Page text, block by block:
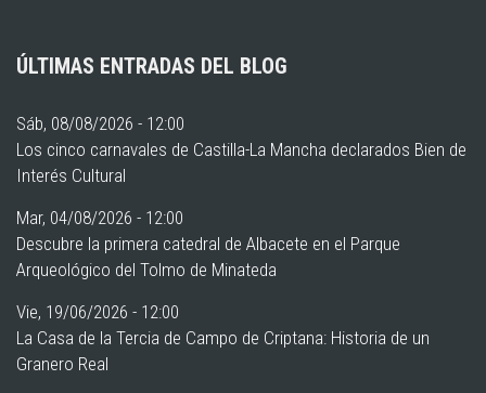
ÚLTIMAS ENTRADAS DEL BLOG
Sáb, 08/08/2026 - 12:00
Los cinco carnavales de Castilla-La Mancha declarados Bien de
Interés Cultural
Mar, 04/08/2026 - 12:00
Descubre la primera catedral de Albacete en el Parque
Arqueológico del Tolmo de Minateda
Vie, 19/06/2026 - 12:00
La Casa de la Tercia de Campo de Criptana: Historia de un
Granero Real